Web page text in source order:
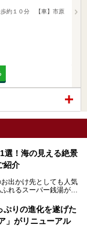
歩約１０分 【車】市原
選！海の見える絶景
紹介
出かけ先としても人気
れるスーパー銭湯がた
海が見える絶景で非日
ねなく1日過ごした
ぷりの進化を遂げた
」がリニューアル